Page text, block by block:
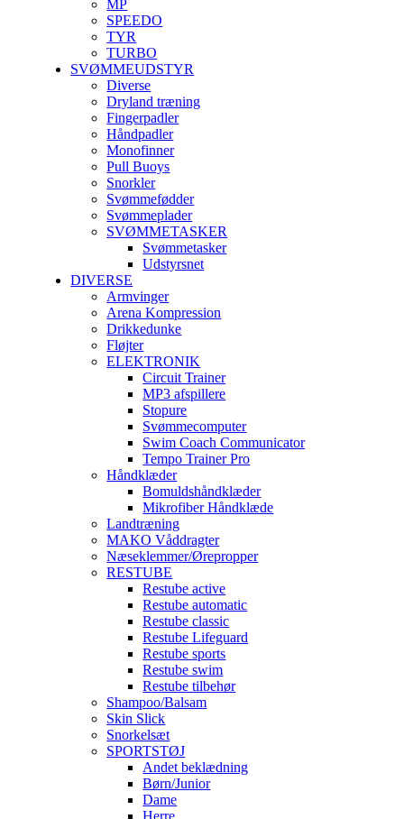
MP
SPEEDO
TYR
TURBO
SVØMMEUDSTYR
Diverse
Dryland træning
Fingerpadler
Håndpadler
Monofinner
Pull Buoys
Snorkler
Svømmefødder
Svømmeplader
SVØMMETASKER
Svømmetasker
Udstyrsnet
DIVERSE
Armvinger
Arena Kompression
Drikkedunke
Fløjter
ELEKTRONIK
Circuit Trainer
MP3 afspillere
Stopure
Svømmecomputer
Swim Coach Communicator
Tempo Trainer Pro
Håndklæder
Bomuldshåndklæder
Mikrofiber Håndklæde
Landtræning
MAKO Våddragter
Næseklemmer/Ørepropper
RESTUBE
Restube active
Restube automatic
Restube classic
Restube Lifeguard
Restube sports
Restube swim
Restube tilbehør
Shampoo/Balsam
Skin Slick
Snorkelsæt
SPORTSTØJ
Andet beklædning
Børn/Junior
Dame
Herre